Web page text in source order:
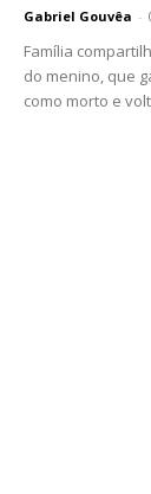
Gabriel Gouvêa -
Família
do menino, que
como morto e